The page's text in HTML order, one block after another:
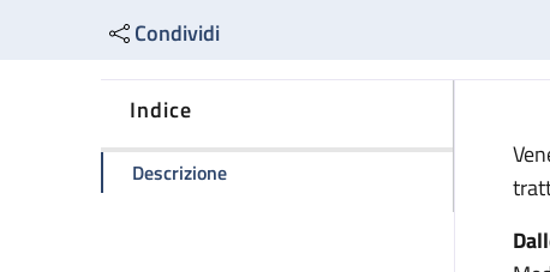
Condividi
Indice
Descrizionedella pagina "Misura bene e controlla